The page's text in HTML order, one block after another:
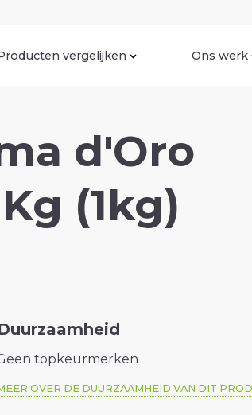
vergelijken Ons werk
d'Oro
(1kg)
topkeurmerken
OVER DE DUURZAAMHEID VAN DIT